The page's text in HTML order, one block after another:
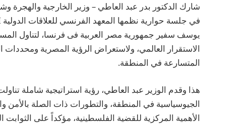
يوسف سفير جمهورية مصر العربية فى فرنسا، لتناول
الاستقرار العالمي، ولاستعراض الرؤية المصرية
المتسارعة في المنطقة.
هذا وقدم الوزير عبد العاطي، رؤية استراتيجية شاملة
الجيوسياسية في المنطقة، والتطورات ذات الصلة بالأمن
الأهمية المركزية للقضية الفلسطينية، مؤكداً على